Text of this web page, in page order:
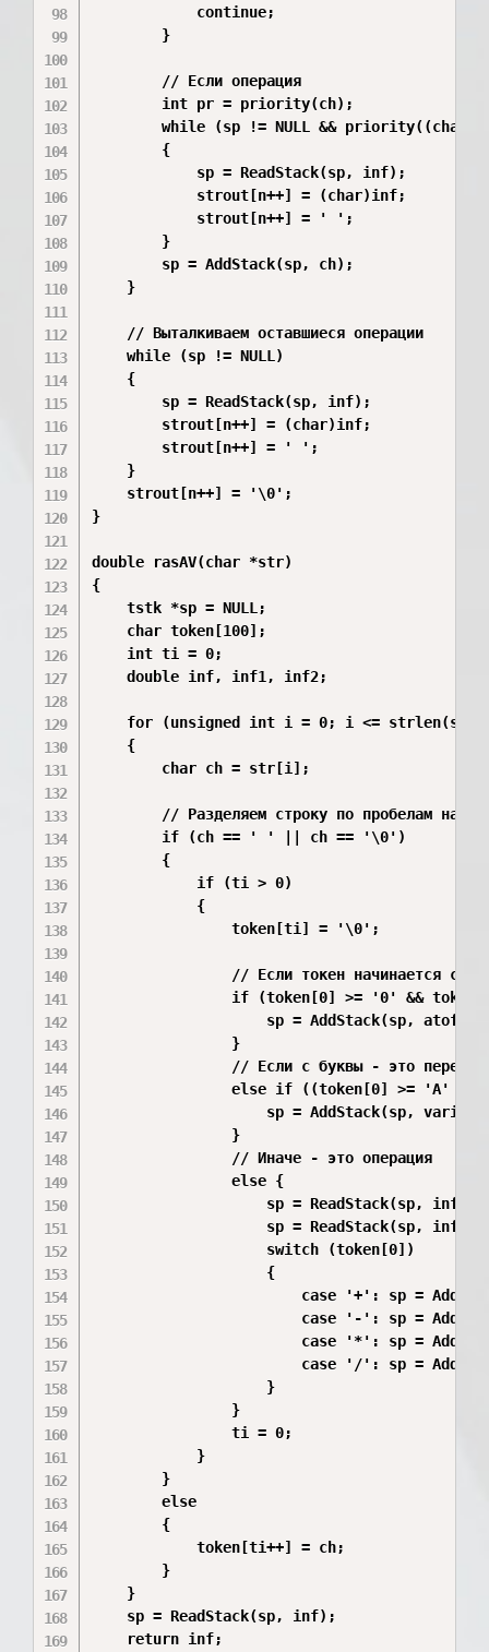
            continue;
        }
        // Если операция
        int pr = priority(ch);
while (sp != NULL &&
        {
            sp = ReadStack(sp, inf);
            strout[n++] = (char)inf;
            strout[n++] = ' ';
        }
        sp = AddStack(sp, ch);
    }
    // Выталкиваем оставшиеся операции
    while (sp != NULL)
    {
        sp = ReadStack(sp, inf);
        strout[n++] = (char)inf;
        strout[n++] = ' ';
    }
    strout[n++] = '\0';
}
double rasAV(char *str)
{
    tstk *sp = NULL;
    char token[100];
    int ti = 0;
    double inf, inf1, inf2;
for (unsigned int i = 0; i <=
    {
        char ch = str[i];
// Разделяем строку по пробелам на
        if (ch == ' ' || ch == '\0')
        {
            if (ti > 0)
            {
                token[ti] = '\0';
// Если токен начинается с
if (token[0] >= '0' &&
sp = AddStack(sp,
                }
// Если с буквы - это
else if ((token[0] >= 'A' &&
sp = AddStack(sp,
                }
                // Иначе - это операция
                else {
                    sp = ReadStack(sp, inf2);
                    sp = ReadStack(sp, inf1);
                    switch (token[0])
                    {
case '+': sp =
case '-': sp =
case '*': sp =
case '/': sp =
                    }
                }
                ti = 0;
            }
        }
        else
        {
            token[ti++] = ch;
        }
    }
    sp = ReadStack(sp, inf);
    return inf;